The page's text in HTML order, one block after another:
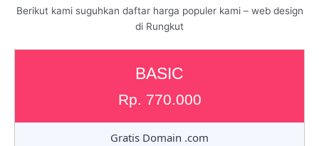
Berikut kami suguhkan daftar harga populer kami – web design
di Rungkut
BASIC
Rp. 770.000
Gratis Domain .com